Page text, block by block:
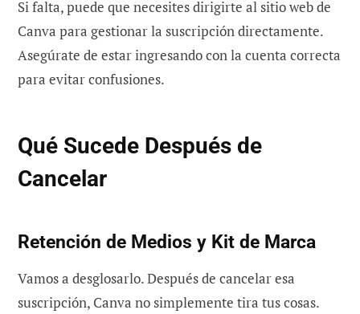
Si falta, puede que necesites dirigirte al sitio web de
Canva para gestionar la suscripción directamente.
Asegúrate de estar ingresando con la cuenta correcta
para evitar confusiones.
Qué Sucede Después de
Cancelar
Retención de Medios y Kit de Marca
Vamos a desglosarlo. Después de cancelar esa
suscripción, Canva no simplemente tira tus cosas.